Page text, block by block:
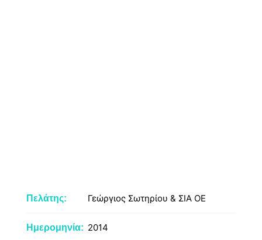
Πελάτης: Γεώργιος Σωτηρίου & ΣΙΑ ΟΕ
Ημερομηνία: 2014